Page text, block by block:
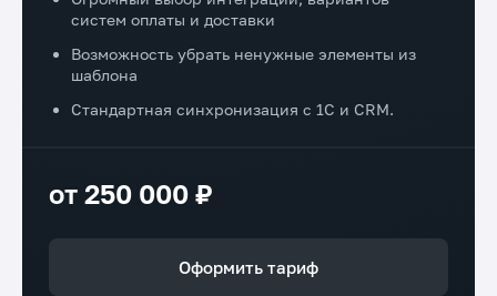
систем оплаты и доставки
Возможность убрать ненужные элементы из
шаблона
Стандартная синхронизация с 1С и CRM.
от 250 000 ₽
Оформить тариф